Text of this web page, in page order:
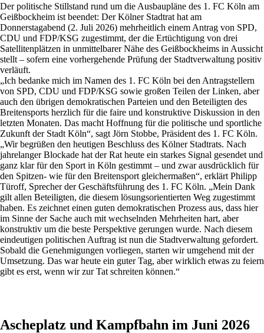
Der politische Stillstand rund um die Ausbaupläne des 1. FC Köln am
Geißbockheim ist beendet: Der Kölner Stadtrat hat am
Donnerstagabend (2. Juli 2026) mehrheitlich einem Antrag von SPD,
CDU und FDP/KSG zugestimmt, der die Ertüchtigung von drei
Satellitenplätzen in unmittelbarer Nähe des Geißbockheims in Aussicht
stellt – sofern eine vorhergehende Prüfung der Stadtverwaltung positiv
verläuft.
„Ich bedanke mich im Namen des 1. FC Köln bei den Antragstellern
von SPD, CDU und FDP/KSG sowie großen Teilen der Linken, aber
auch den übrigen demokratischen Parteien und den Beteiligten des
Breitensports herzlich für die faire und konstruktive Diskussion in den
letzten Monaten. Das macht Hoffnung für die politische und sportliche
Zukunft der Stadt Köln“, sagt Jörn Stobbe, Präsident des 1. FC Köln.
„Wir begrüßen den heutigen Beschluss des Kölner Stadtrats. Nach
jahrelanger Blockade hat der Rat heute ein starkes Signal gesendet und
ganz klar für den Sport in Köln gestimmt – und zwar ausdrücklich für
den Spitzen- wie für den Breitensport gleichermaßen“, erklärt Philipp
Türoff, Sprecher der Geschäftsführung des 1. FC Köln. „Mein Dank
gilt allen Beteiligten, die diesem lösungsorientierten Weg zugestimmt
haben. Es zeichnet einen guten demokratischen Prozess aus, dass hier
im Sinne der Sache auch mit wechselnden Mehrheiten hart, aber
konstruktiv um die beste Perspektive gerungen wurde. Nach diesem
eindeutigen politischen Auftrag ist nun die Stadtverwaltung gefordert.
Sobald die Genehmigungen vorliegen, starten wir umgehend mit der
Umsetzung. Das war heute ein guter Tag, aber wirklich etwas zu feiern
gibt es erst, wenn wir zur Tat schreiten können.“
Ascheplatz und Kampfbahn im Juni 2026